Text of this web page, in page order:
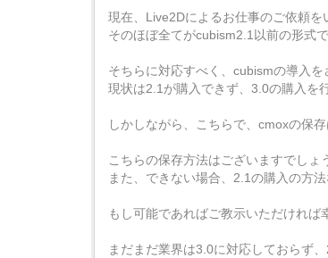
現在、Live2Dによるお仕事のご依頼を
そのほぼ全てがcubism2.1以前の形式
そちらに対応すべく、cubismの導入を
現状は2.1が購入できず、3.0の購入を
しかしながら、こちらで、cmoxの保
こちらの保存方法はございますでしょ
また、できない場合、2.1の購入の方
もし可能であればご教示いただければ
まだまだ業界は3.0に対応しておらず